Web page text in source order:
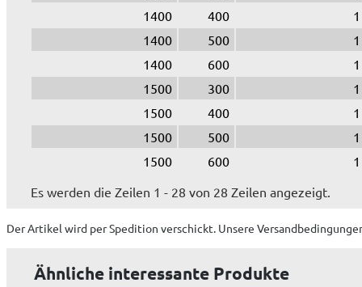
1400
400
1
1400
500
1
1400
600
1
1500
300
1
1500
400
1
1500
500
1
1500
600
1
Es werden die Zeilen 1 - 28 von 28 Zeilen angezeigt.
Der Artikel wird per Spedition verschickt. Unsere
Ähnliche interessante Produkte